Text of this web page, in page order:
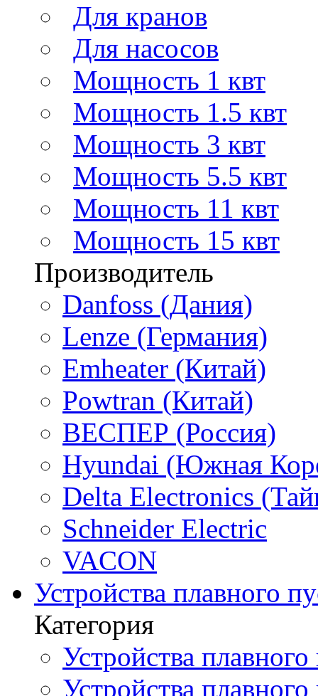
Для кранов
Для насосов
Мощность 1 квт
Мощность 1.5 квт
Мощность 3 квт
Мощность 5.5 квт
Мощность 11 квт
Мощность 15 квт
Производитель
Danfoss (Дания)
Lenze (Германия)
Emheater (Китай)
Powtran (Китай)
ВЕСПЕР (Россия)
Hyundai (Южная
Delta Electronics
Schneider Electric
VACON
Устройства плавного
Категория
Устройства
Устройства